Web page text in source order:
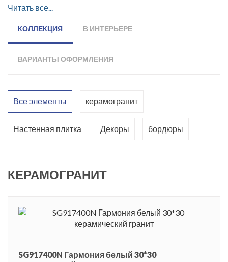
Таким образом, любой интерьер приобретет
всегда остается на вершине моды. Элегантная коллекция
серия представлена гладкой плиткой и плиткой с
неповторимым очарованием, яркостью и объемом, а
Коллекция получила название в честь одноименного
искусства – Аджанта, представляющего собой комплекс
Читать все...
КОЛЛЕКЦИЯ В ИНТЕРЬЕРЕ
ВАРИАНТЫ ОФОРМЛЕНИЯ
Все элементы керамогранит
Настенная плитка Декоры бордюры
КЕРАМОГРАНИТ
SG917400N Гармония белый 30*30